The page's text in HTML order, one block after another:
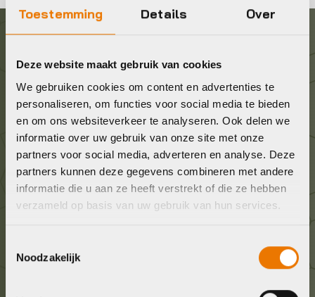
Toestemming Details Over
Deze website maakt gebruik van cookies
We gebruiken cookies om content en advertenties te
personaliseren, om functies voor social media te bieden
en om ons websiteverkeer te analyseren. Ook delen we
informatie over uw gebruik van onze site met onze
partners voor social media, adverteren en analyse. Deze
partners kunnen deze gegevens combineren met andere
informatie die u aan ze heeft verstrekt of die ze hebben
verzameld op basis van uw gebruik van hun services.
Noodzakelijk
Graag in contact komen?
Wij staan voor je klaar! Neem contact op via de
onderstaande gegevens.
Stuur ons een e-mail
info@bykestore.nl
Geef ons een belletje